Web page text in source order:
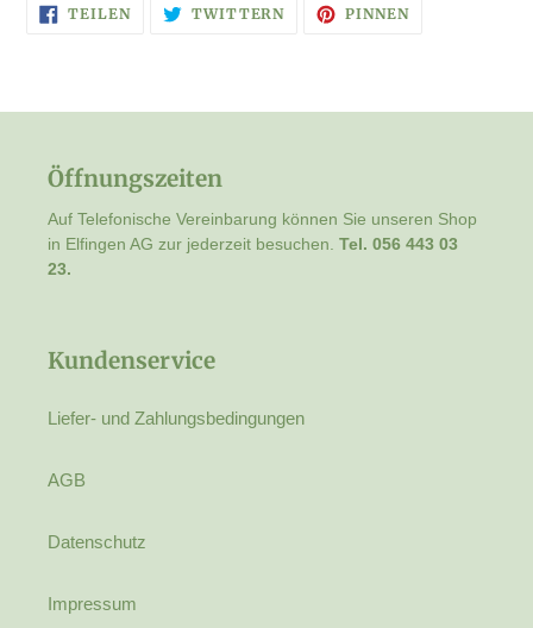
TEILENAUF
FACEBOOK
TWITTERNAUF
TWITTER
PINNENAUF
Öffnungszeiten
Auf Telefonische Vereinbarung können Sie unseren Shop
in Elfingen AG zur jederzeit besuchen. Tel. 056 443 03
23.
Kundenservice
Liefer- und Zahlungsbedingungen
AGB
Datenschutz
Impressum